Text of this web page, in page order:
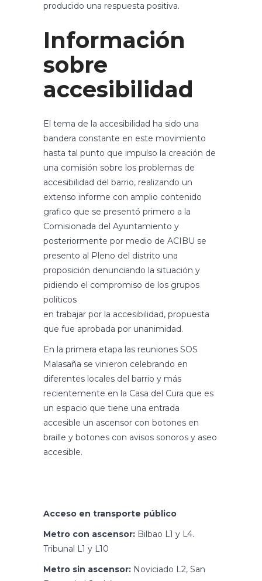
producido una respuesta positiva.
Información
sobre
accesibilidad
El tema de la accesibilidad ha sido una
bandera constante en este movimiento
hasta tal punto que impulso la creación de
una comisión sobre los problemas de
accesibilidad del barrio, realizando un
extenso informe con amplio contenido
grafico que se presentó primero a la
Comisionada del Ayuntamiento y
posteriormente por medio de ACIBU se
presento al Pleno del distrito una
proposición denunciando la situación y
pidiendo el compromiso de los grupos
políticos
en trabajar por la accesibilidad, propuesta
que fue aprobada por unanimidad.
En la primera etapa las reuniones SOS
Malasaña se vinieron celebrando en
diferentes locales del barrio y más
recientemente en la Casa del Cura que es
un espacio que tiene una entrada
accesible un ascensor con botones en
braille y botones con avisos sonoros y aseo
accesible.
Acceso en transporte público
Metro con ascensor: Bilbao L1 y L4.
Tribunal L1 y L10
Metro sin ascensor: Noviciado L2, San